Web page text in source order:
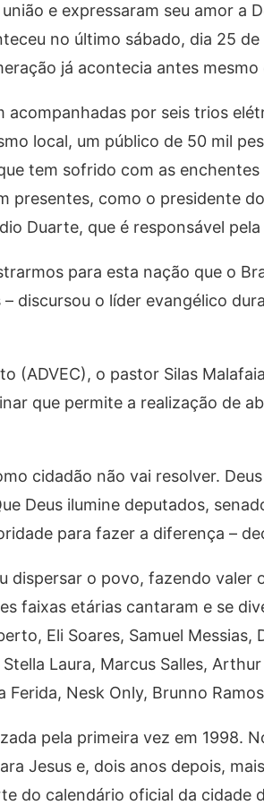
e expressaram seu amor a
no último sábado, dia 25
já acontecia antes
acompanhadas por seis trios
local, um público de 50 mil
tem sofrido com as enchentes
presentes, como o presidente
Duarte, que é responsável
para esta nação que o
discursou o líder evangélico
(ADVEC), o pastor Silas
que permite a realização de
cidadão não vai resolver.
Deus ilumine deputados,
para fazer a diferença –
dispersar o povo, fazendo valer
faixas etárias cantaram e se
Eli Soares, Samuel Messias,
Laura, Marcus Salles,
Ferida, Nesk Only, Brunno
pela primeira vez em 1998.
Jesus e, dois anos depois,
do calendário oficial da cidade